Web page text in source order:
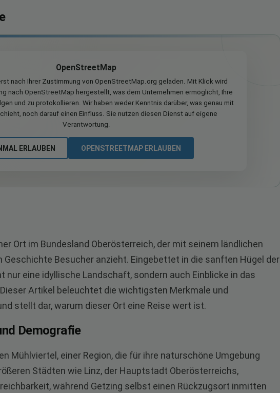
OpenStreetMap
nach Ihrer Zustimmung von OpenStreetMap.org geladen. Mit Klick wird
nach OpenStreetMap hergestellt, was dem Unternehmen ermöglicht, Ihre
und zu protokollieren. Wir haben weder Kenntnis darüber, was genau mit
noch darauf einen Einfluss. Sie nutzen diesen Dienst auf eigene
Verantwortung.
ERLAUBEN OPENSTREETMAP ERLAUBEN
Ort im Bundesland Oberösterreich, der mit seinem ländlichen
Geschichte Besucher anzieht. Eingebettet in die sanften Hügel der
nur eine idyllische Landschaft, sondern auch Einblicke in das
Artikel beleuchtet die wichtigsten Merkmale und
stellt dar, warum dieser Ort eine Reise wert ist.
Demografie
Mühlviertel, einer Region, die für ihre naturschöne Umgebung
Städten wie Linz, der Hauptstadt Oberösterreichs,
während Getzing selbst einen Rückzugsort inmitten